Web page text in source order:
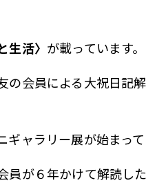
生活〉 が載っています。
の会員による大祝日記
ャラリー展が始まって
が６年かけて解読し